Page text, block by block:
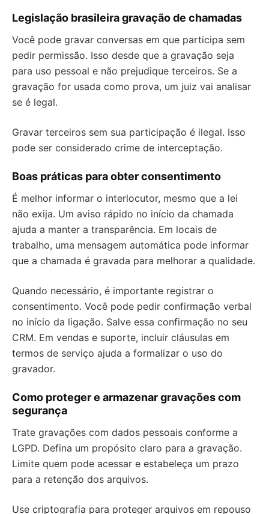
Legislação brasileira gravação de chamadas
Você pode gravar conversas em que participa sem
pedir permissão. Isso desde que a gravação seja
para uso pessoal e não prejudique terceiros. Se a
gravação for usada como prova, um juiz vai analisar
se é legal.
Gravar terceiros sem sua participação é ilegal. Isso
pode ser considerado crime de interceptação.
Boas práticas para obter consentimento
É melhor informar o interlocutor, mesmo que a lei
não exija. Um aviso rápido no início da chamada
ajuda a manter a transparência. Em locais de
trabalho, uma mensagem automática pode informar
que a chamada é gravada para melhorar a qualidade.
Quando necessário, é importante registrar o
consentimento. Você pode pedir confirmação verbal
no início da ligação. Salve essa confirmação no seu
CRM. Em vendas e suporte, incluir cláusulas em
termos de serviço ajuda a formalizar o uso do
gravador.
Como proteger e armazenar gravações com
segurança
Trate gravações com dados pessoais conforme a
LGPD. Defina um propósito claro para a gravação.
Limite quem pode acessar e estabeleça um prazo
para a retenção dos arquivos.
Use criptografia para proteger arquivos em repouso